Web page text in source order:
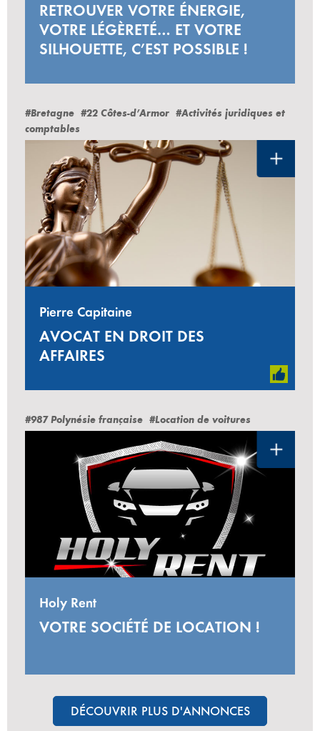
RETROUVER VOTRE ÉNERGIE,
VOTRE LÉGÈRETÉ… ET VOTRE
SILHOUETTE, C’EST POSSIBLE !
#Bretagne #22 Côtes-d’Armor #Activités juridiques et
comptables
Pierre Capitaine
AVOCAT EN DROIT DES
AFFAIRES
#987 Polynésie française #Location de voitures
Holy Rent
VOTRE SOCIÉTÉ DE LOCATION !
DÉCOUVRIR PLUS D'ANNONCES